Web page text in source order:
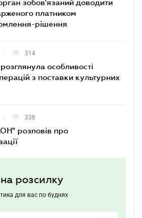
зобов'язаний доводити
платником
рішення
314
особливості
з поставки культурних
338
розповів про
розсилку
для вас по буднях